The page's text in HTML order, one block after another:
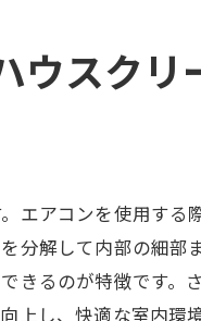
ウスクリ
エアコンを使用する
分解して内部の細部
きるのが特徴です。
し、快適な室内環